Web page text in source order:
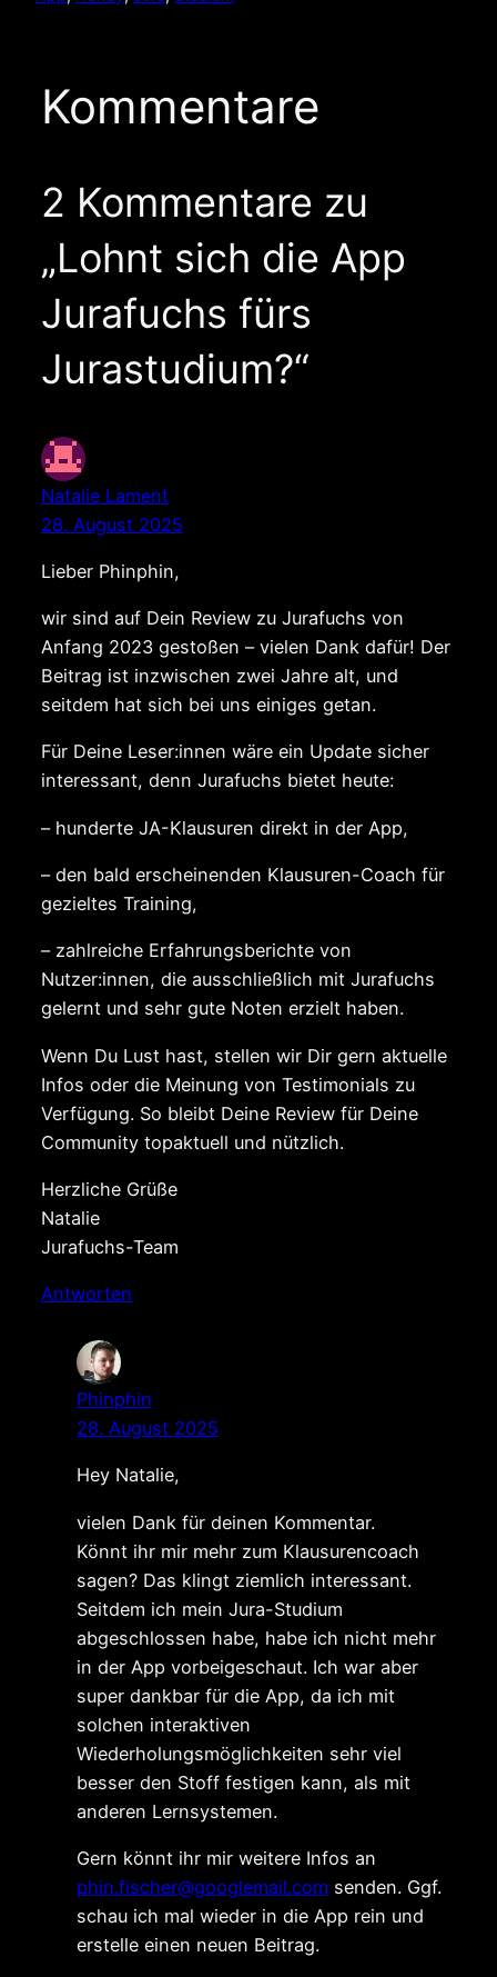
Kommentare
2 Kommentare zu
„Lohnt sich die App
Jurafuchs fürs
Jurastudium?“
Natalie Lament
28. August 2025
Lieber Phinphin,
wir sind auf Dein Review zu Jurafuchs von
Anfang 2023 gestoßen – vielen Dank dafür! Der
Beitrag ist inzwischen zwei Jahre alt, und
seitdem hat sich bei uns einiges getan.
Für Deine Leser:innen wäre ein Update sicher
interessant, denn Jurafuchs bietet heute:
– hunderte JA-Klausuren direkt in der App,
– den bald erscheinenden Klausuren-Coach für
gezieltes Training,
– zahlreiche Erfahrungsberichte von
Nutzer:innen, die ausschließlich mit Jurafuchs
gelernt und sehr gute Noten erzielt haben.
Wenn Du Lust hast, stellen wir Dir gern aktuelle
Infos oder die Meinung von Testimonials zu
Verfügung. So bleibt Deine Review für Deine
Community topaktuell und nützlich.
Herzliche Grüße
Natalie
Jurafuchs-Team
Antworten
Phinphin
28. August 2025
Hey Natalie,
vielen Dank für deinen Kommentar.
Könnt ihr mir mehr zum Klausurencoach
sagen? Das klingt ziemlich interessant.
Seitdem ich mein Jura-Studium
abgeschlossen habe, habe ich nicht mehr
in der App vorbeigeschaut. Ich war aber
super dankbar für die App, da ich mit
solchen interaktiven
Wiederholungsmöglichkeiten sehr viel
besser den Stoff festigen kann, als mit
anderen Lernsystemen.
Gern könnt ihr mir weitere Infos an
phin.fischer@googlemail.com senden. Ggf.
schau ich mal wieder in die App rein und
erstelle einen neuen Beitrag.